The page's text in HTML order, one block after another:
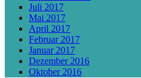
Juli 2017
Mai 2017
April 2017
Februar 2017
Januar 2017
Dezember 2016
Oktober 2016